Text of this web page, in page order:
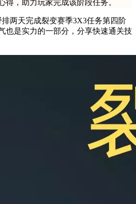
得，助力玩家完成该阶段任务。
排两天完成裂变赛季3X3任务第四阶
也是实力的一部分，分享快速通关技